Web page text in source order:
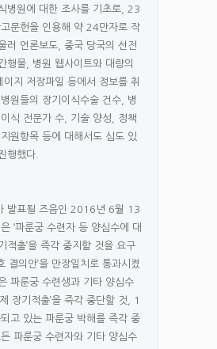
병원에 대한 조사를 기초로, 23
문헌을 인용해 약 24만자로 작
러 언론보도, 중국 당국의 선전
행물, 병원 웹사이트와 대량의
이지 저장파일 등에서 정보를 취
원들의 장기이식수술 건수, 병
식 전문가 수, 기술 양성, 정책
원항목 등에 대해서도 심도 있
행했다.
발표될 즈음인 2016년 6월 13
‘파룬궁 수련자 등 양심수에 대
적출’을 즉각 중지할 것을 요구
결의안’을 만장일치로 통과시켰
파룬궁 수련생과 기타 양심수
장기적출’을 즉각 중단할 것, 1
고 있는 파룬궁 박해를 즉각 중
파룬궁 수련자와 기타 양심수